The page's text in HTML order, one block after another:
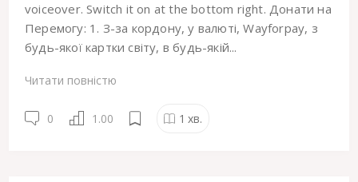
voiceover. Switch it on at the bottom right. Донати на
Перемогу: 1. З-за кордону, у валюті, Wayforpay, з
будь-якої картки світу, в будь-якій...
Читати повністю
0 1.00 1 хв.